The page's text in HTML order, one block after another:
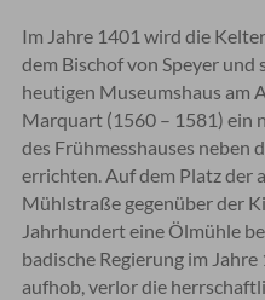
Im Jahre 1401 wird die
dem Bischof von Speyer
heutigen Museumshaus am
Marquart (1560 – 1581) ein
des Frühmesshauses neben
errichten. Auf dem Platz der
Mühlstraße gegenüber der
Jahrhundert eine Ölmühle
badische Regierung im
aufhob, verlor die